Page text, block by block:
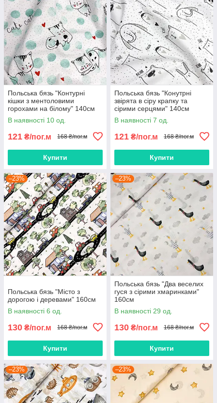
Польська бязь "Контурні
кішки з ментоловими
горохами на білому" 140см
В наявності 10 од.
121 ₴/пог.м 168 ₴/пог.м
Купити
Польська бязь "Конутрні
звірята в сіру крапку та
сірими серцями" 140см
В наявності 7 од.
121 ₴/пог.м 168 ₴/пог.м
Купити
–23%
Польська бязь "Місто з
дорогою і деревами" 160см
В наявності 6 од.
130 ₴/пог.м 168 ₴/пог.м
Купити
–23%
Польська бязь "Два веселих
гуся з сірими хмаринками"
160см
В наявності 29 од.
130 ₴/пог.м 168 ₴/пог.м
Купити
–23% –23%